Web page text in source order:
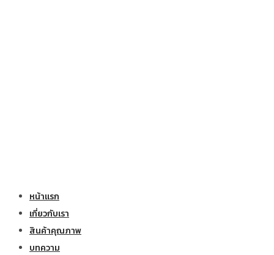
หน้าแรก
เกี่ยวกับเรา
สินค้าคุณภาพ
บทความ